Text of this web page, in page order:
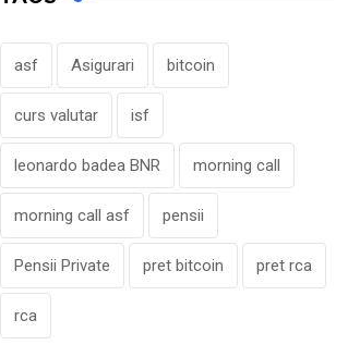
asf Asigurari bitcoin
curs valutar isf
leonardo badea BNR morning call
morning call asf pensii
Pensii Private pret bitcoin pret rca
rca